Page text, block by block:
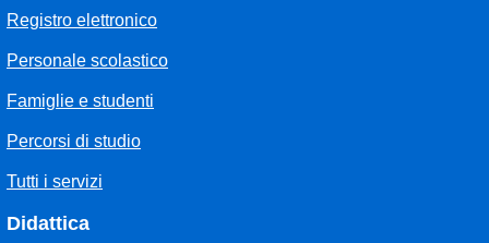
Registro elettronico
Personale scolastico
Famiglie e studenti
Percorsi di studio
Tutti i servizi
Didattica